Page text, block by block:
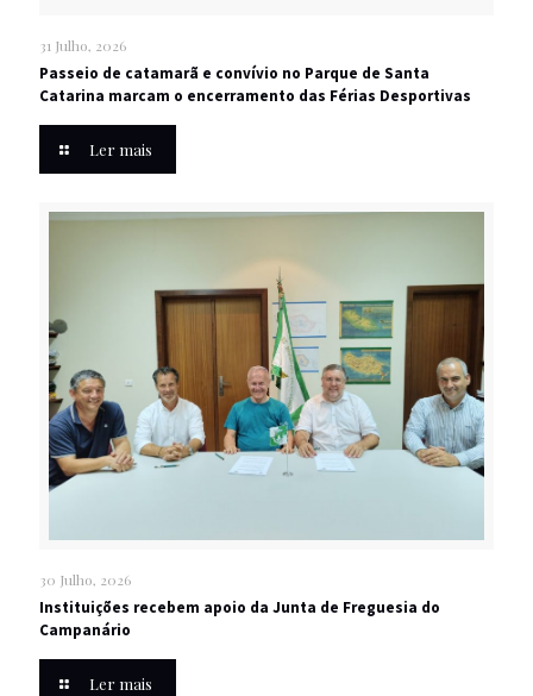
31 Julho, 2026
Passeio de catamarã e convívio no Parque de Santa
Catarina marcam o encerramento das Férias Desportivas
Ler mais
30 Julho, 2026
Instituições recebem apoio da Junta de Freguesia do
Campanário
Ler mais